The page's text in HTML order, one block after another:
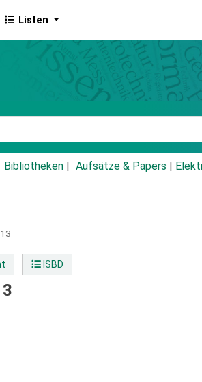
Listen
Bibliotheken Aufsätze & Papers
ISBD